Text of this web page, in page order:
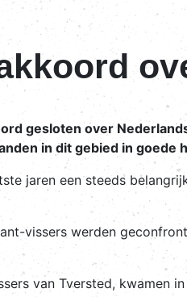
gesloten over
in dit gebied in goede
jaren een steeds
vissers werden
van Tversted, kwamen